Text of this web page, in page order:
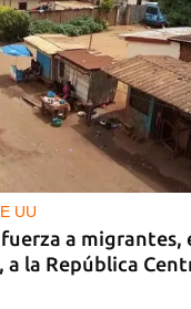
UU
fuerza a
a la República